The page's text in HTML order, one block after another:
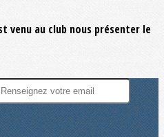
venu au club nous présenter le